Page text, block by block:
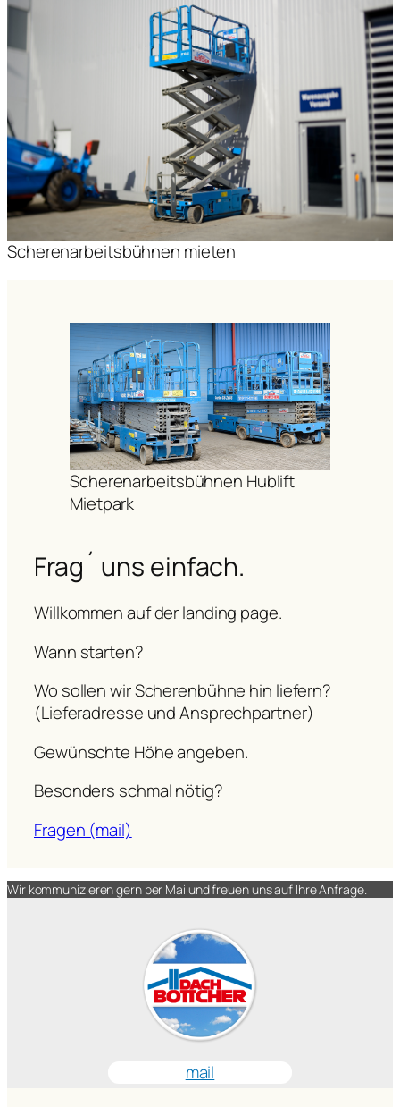
Scherenarbeitsbühnen mieten
Scherenarbeitsbühnen Hublift
Mietpark
Frag´ uns einfach.
Willkommen auf der landing page.
Wann starten?
Wo sollen wir Scherenbühne hin liefern?
(Lieferadresse und Ansprechpartner)
Gewünschte Höhe angeben.
Besonders schmal nötig?
Fragen (mail)
Wir kommunizieren gern per Mai und freuen uns auf Ihre Anfrage.
mail